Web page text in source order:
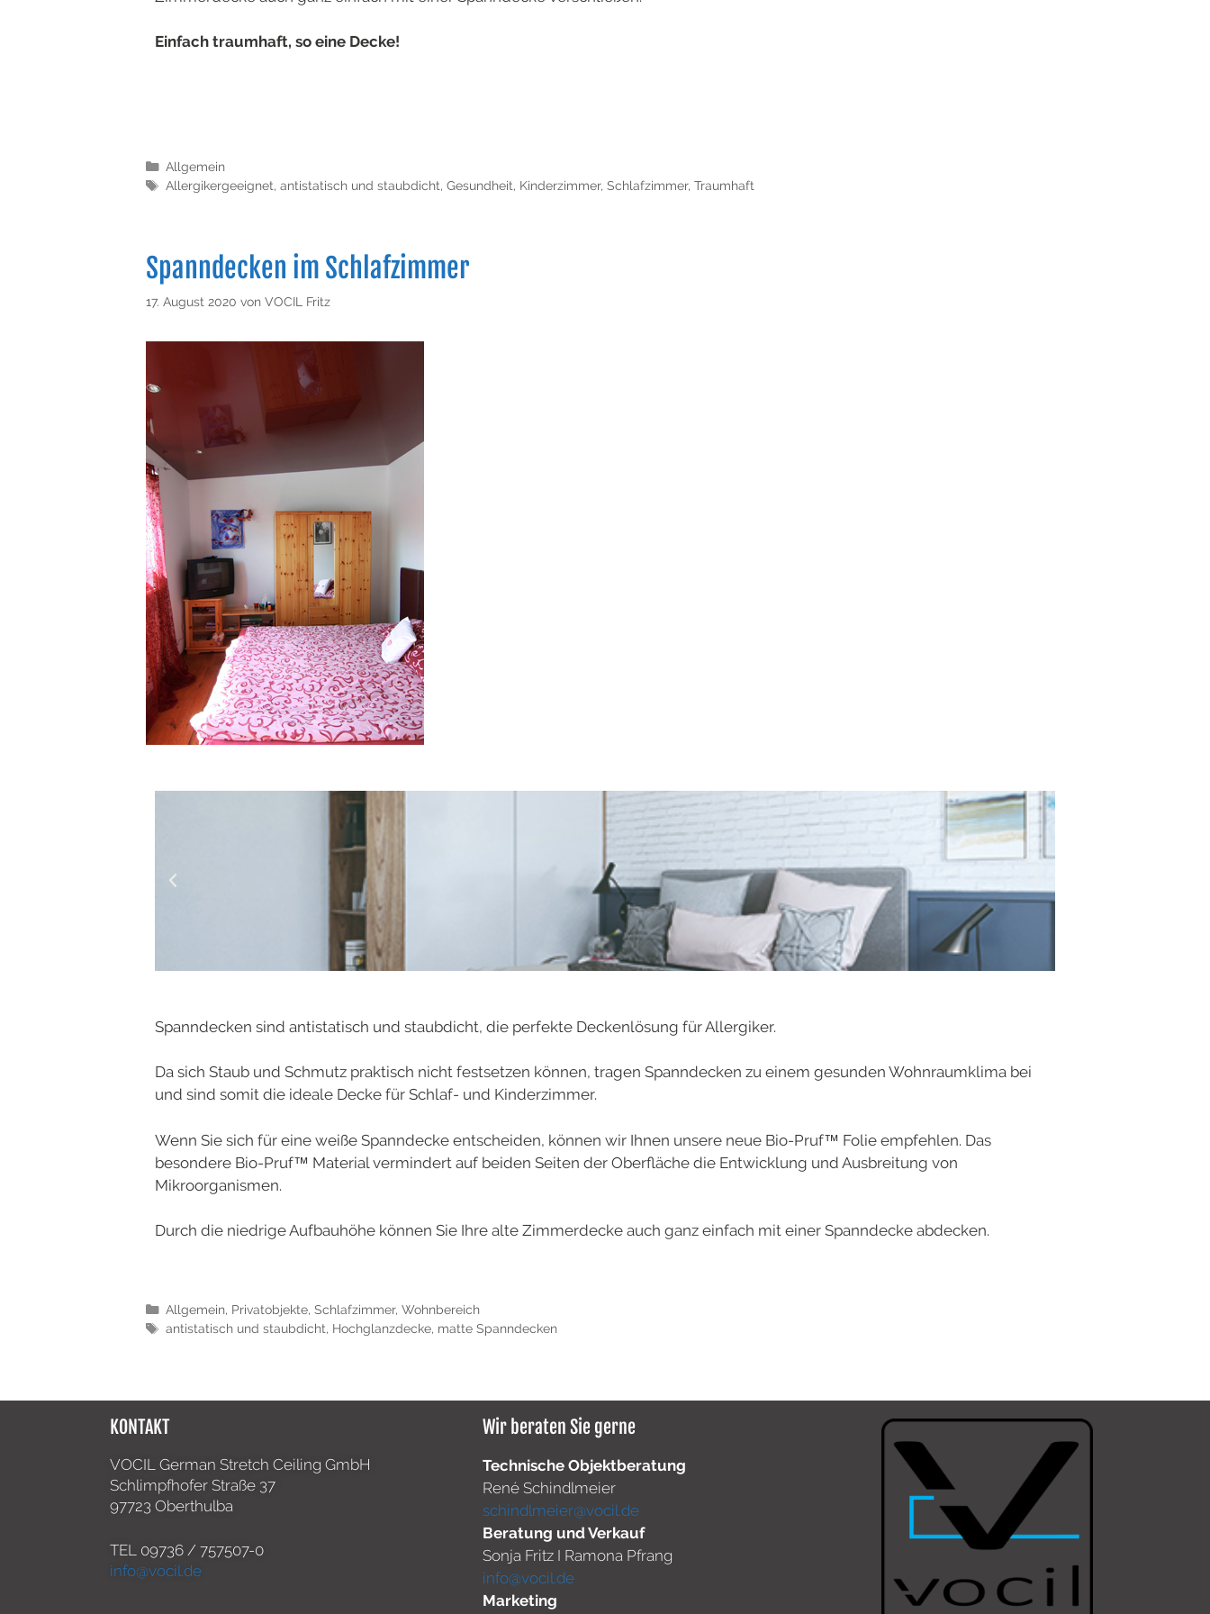
Einfach traumhaft, so eine Decke!
Allgemein
Allergikergeeignet, antistatisch und staubdicht, Gesundheit, Kinderzimmer, Schlafzimmer, Traumhaft
Spanndecken im Schlafzimmer
17. August 2020 von VOCIL Fritz
Spanndecken sind antistatisch und staubdicht, die perfekte Deckenlösung für Allergiker.
Da sich Staub und Schmutz praktisch nicht festsetzen können, tragen Spanndecken zu einem gesunden Wohnraumklima bei
und sind somit die ideale Decke für Schlaf- und Kinderzimmer.
Wenn Sie sich für eine weiße Spanndecke entscheiden, können wir Ihnen unsere neue Bio-Pruf™ Folie empfehlen. Das
besondere Bio-Pruf™ Material vermindert auf beiden Seiten der Oberfläche die Entwicklung und Ausbreitung von
Mikroorganismen.
Durch die niedrige Aufbauhöhe können Sie Ihre alte Zimmerdecke auch ganz einfach mit einer Spanndecke abdecken.
Allgemein, Privatobjekte, Schlafzimmer, Wohnbereich
antistatisch und staubdicht, Hochglanzdecke, matte Spanndecken
KONTAKT
VOCIL German Stretch Ceiling GmbH
Schlimpfhofer Straße 37
97723 Oberthulba
TEL 09736 / 757507-0
info@vocil.de
Wir beraten Sie gerne
Technische Objektberatung
René Schindlmeier
schindlmeier@vocil.de
Beratung und Verkauf
Sonja Fritz I Ramona Pfrang
info@vocil.de
Marketing